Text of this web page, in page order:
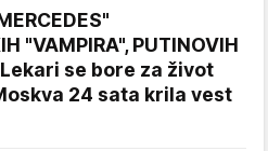
"VAMPIRA", PUTINOVIH
Lekari se bore za život
24 sata krila vest